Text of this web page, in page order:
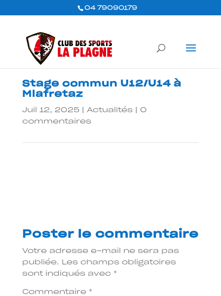
04 79090179
Stage commun U12/U14 à
Mlafretaz
Juil 12, 2025| Actualités| 0
commentaires
Poster le commentaire
Votre adresse e-mail ne sera pas
publiée. Les champs obligatoires
sont indiqués avec *
Commentaire *